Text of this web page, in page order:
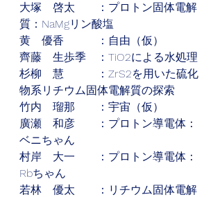
大塚　啓太　　：プロトン固体電解
質：NaMgリン酸塩
黄　優香　　　：自由（仮）
齊藤　生歩季　：TiO2による水処理
杉柳　慧　　　：ZrS2を用いた硫化
物系リチウム固体電解質の探索
竹内　瑠那　　：宇宙（仮）
廣瀬　和彦　　：プロトン導電体：
ベニちゃん
村岸　大一　　：プロトン導電体：
Rbちゃん
若林　優太　　：リチウム固体電解